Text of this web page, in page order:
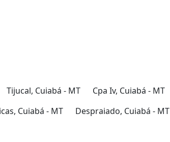
Tijucal, Cuiabá - MT Cpa Iv, Cuiabá - MT
Cuiabá - MT Despraiado, Cuiabá - MT